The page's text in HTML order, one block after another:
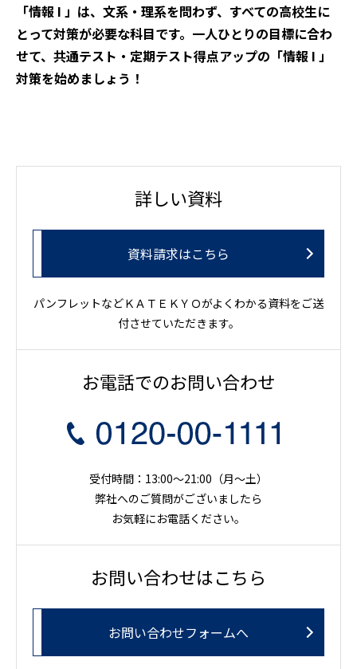
「情報 I 」は、文系・理系を問わず、すべての高校生に
とって対策が必要な科目です。 一人ひとりの目標に合わ
せて、共通テスト・定期テスト得点アップの「情報 I 」
対策を始めましょう！
詳しい資料
資料請求はこちら
パンフレットなどＫＡＴＥＫＹＯがよくわかる資料をご送
付させていただきます。
お電話でのお問い合わせ
受付時間：13:00～21:00（月〜土）
弊社へのご質問がございましたら
お気軽にお電話ください。
お問い合わせはこちら
お問い合わせフォームへ